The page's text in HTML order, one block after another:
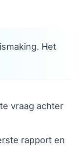
Het
vraag achter
rapport en